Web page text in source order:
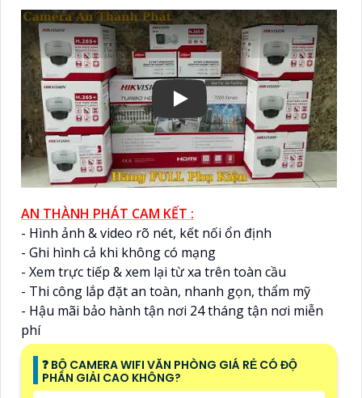
AN THÀNH PHÁT CAM KẾT :
- Hình ảnh & video rõ nét, kết nối ổn định
- Ghi hình cả khi không có mạng
- Xem trực tiếp & xem lại từ xa trên toàn cầu
- Thi công lắp đặt an toàn, nhanh gọn, thẩm mỹ
- Hậu mãi bảo hành tận nơi 24 tháng tận nơi miễn
phí
️❓ BỘ CAMERA WIFI VĂN PHÒNG GIÁ RẺ CÓ ĐỘ
PHÂN GIẢI CAO KHÔNG?